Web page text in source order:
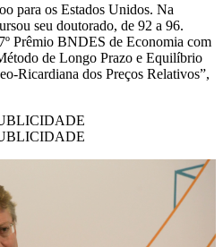
para os Estados Unidos. Na
seu doutorado, de 92 a 96.
Prêmio BNDES de Economia com
de Longo Prazo e Equilíbrio
Ricardiana dos Preços Relativos”,